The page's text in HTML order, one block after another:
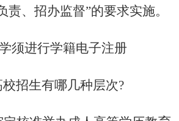
责、招办监督”的要求实施。
须进行学籍电子注册
招生有哪几种层次?